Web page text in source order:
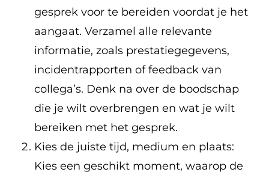
gesprek voor te bereiden voordat je het
aangaat. Verzamel alle relevante
informatie, zoals prestatiegegevens,
incidentrapporten of feedback van
collega’s. Denk na over de boodschap
die je wilt overbrengen en wat je wilt
bereiken met het gesprek.
Kies de juiste tijd, medium en plaats:
Kies een geschikt moment, waarop de